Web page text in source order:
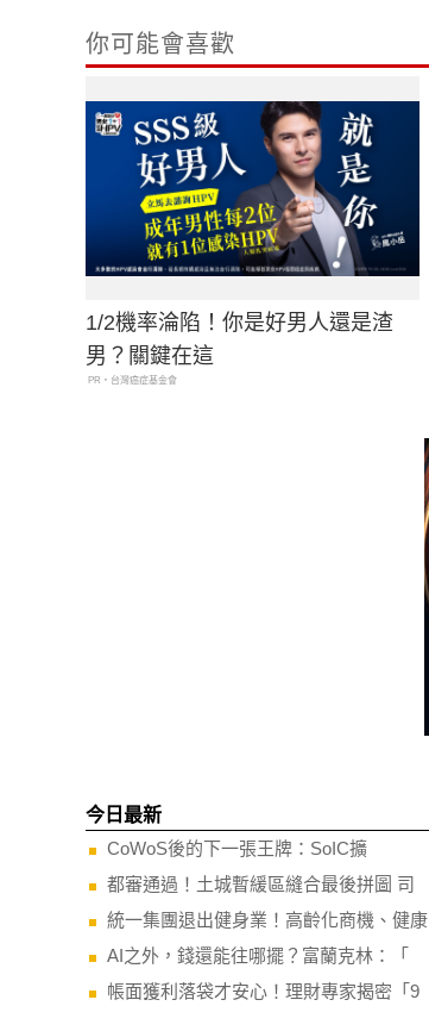
你可能會喜歡
1/2機率淪陷！你是好男人還是渣
男？關鍵在這
PR・台灣癌症基金會
今日最新
CoWoS後的下一張王牌：SoIC擴
都審通過！土城暫緩區縫合最後拼圖 司
統一集團退出健身業！高齡化商機、健康
AI之外，錢還能往哪擺？富蘭克林：「
帳面獲利落袋才安心！理財專家揭密「9